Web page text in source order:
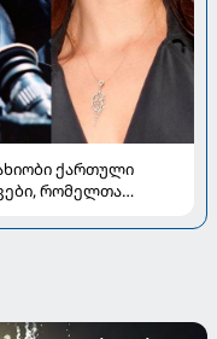
ქართული
რომელთა